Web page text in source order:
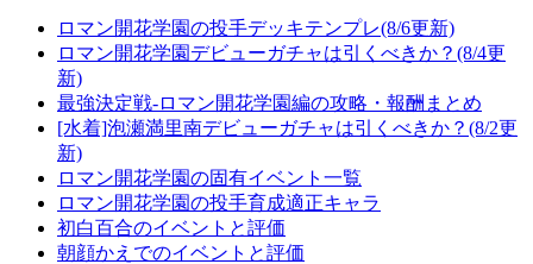
ロマン開花学園の投手デッキテンプレ(8/6更新)
ロマン開花学園デビューガチャは引くべきか？(8/4更
新)
最強決定戦-ロマン開花学園編の攻略・報酬まとめ
[水着]泡瀬満里南デビューガチャは引くべきか？(8/2更
新)
ロマン開花学園の固有イベント一覧
ロマン開花学園の投手育成適正キャラ
初白百合のイベントと評価
朝顔かえでのイベントと評価